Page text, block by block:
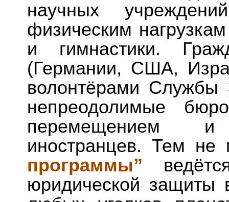
научных
физическим
и гимнастики.
(Германии, США,
волонтёрами Службы
непреодолимые
перемещением и
иностранцев. Тем
программы”
юридической защиты